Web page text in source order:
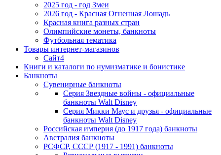
2025 год - год Змеи
2026 год - Красная Огненная Лошадь
Красная книга разных стран
Олимпийские монеты, банкноты
Футбольная тематика
Товары интернет-магазинов
Сайт4
Книги и каталоги по нумизматике и бонистике
Банкноты
Сувенирные банкноты
Серия Звездные войны - официальные
банкноты Walt Disney
Серия Микки Маус и друзья - официальные
банкноты Walt Disney
Российская империя (до 1917 года) банкноты
Австралия банкноты
РСФСР, СССР (1917 - 1991) банкноты